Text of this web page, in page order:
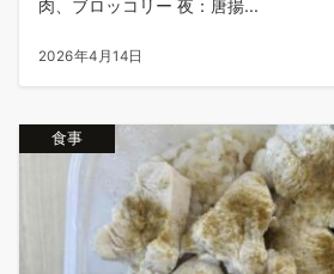
肉、ブロッコリー 夜：唐揚...
2026年4月14日
食事